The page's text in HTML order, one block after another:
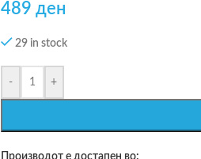
489 ден
29 in stock
- +
Производот е достапен во: